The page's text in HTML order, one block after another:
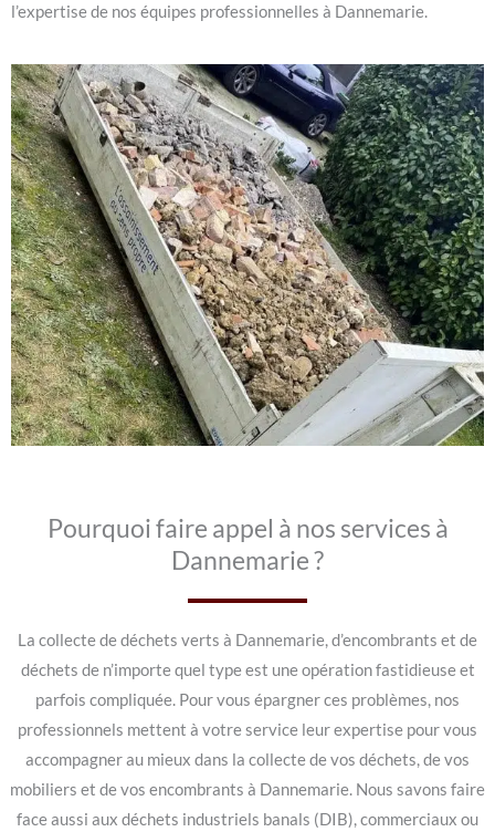
l’expertise de nos équipes professionnelles à Dannemarie.
Pourquoi faire appel à nos services à
Dannemarie ?
La collecte de déchets verts à Dannemarie, d’encombrants et de
déchets de n’importe quel type est une opération fastidieuse et
parfois compliquée. Pour vous épargner ces problèmes, nos
professionnels mettent à votre service leur expertise pour vous
accompagner au mieux dans la collecte de vos déchets, de vos
mobiliers et de vos encombrants à Dannemarie. Nous savons faire
face aussi aux déchets industriels banals (DIB), commerciaux ou